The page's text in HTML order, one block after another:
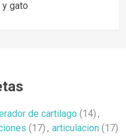
y gato
de cartilago (14) ,
(17) , articulacion (17)